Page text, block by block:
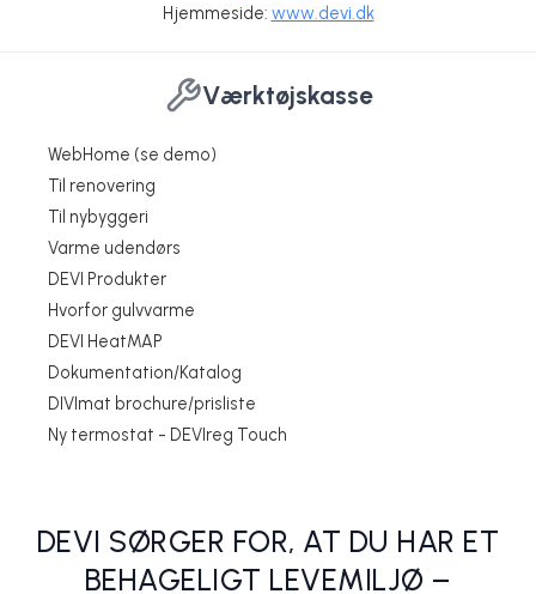
Hjemmeside: www.devi.dk
Værktøjskasse
WebHome (se demo)
Til renovering
Til nybyggeri
Varme udendørs
DEVI Produkter
Hvorfor gulvvarme
DEVI HeatMAP
Dokumentation/Katalog
DIVImat brochure/prisliste
Ny termostat - DEVIreg Touch
Lav-energi huse
DEVI A/S - Danfoss
Tips og inspiration til udlægningsmuligheder
DEVI A/S - Danfoss
DEVI lancerer efterfølgeren til DTIP kablet
DEVI A/S - Danfoss
DEVI fordobler garantien på varmekabler og varmemåtter
DEVI A/S - Danfoss
Den stærke DEVIreg™ Touch digitale styring til el-gulvvarme fås
nu også i sort
DEVI A/S - Danfoss
DEVI SØRGER FOR, AT DU HAR ET
BEHAGELIGT LEVEMILJØ –